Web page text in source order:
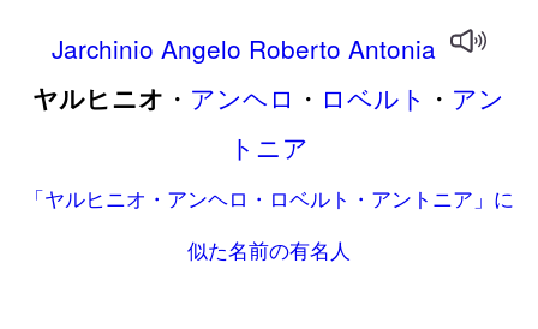
Jarchinio Angelo Roberto Antonia
ヤルヒニオ ・ アンヘロ ・ ロベルト ・ アン
トニア
「ヤルヒニオ・アンヘロ・ロベルト・アントニア」に
似た名前の有名人